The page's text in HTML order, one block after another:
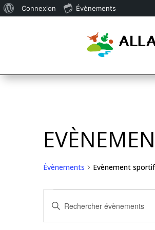
Évènements Evènement sportif
ÉVÈNEMENTS
RECHERCHE
ET
NAVIGATION
Saisir
mot-
clé.
Connexion Évènements